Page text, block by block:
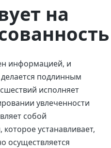
на
информацией, и
подлинным
исполняет
увлеченности
собой
устанавливает,
осуществляется